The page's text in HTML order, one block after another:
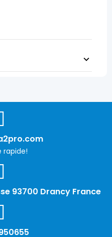
rapide!
93700 Drancy France